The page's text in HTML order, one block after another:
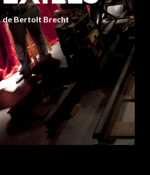
de Bertolt Brecht